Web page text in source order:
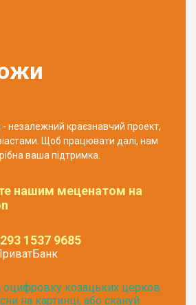
- незалежний краєзнавчий проект,
Щоб працювати далі, нам
ваша підтримка.
нашим меценатом на
1537 9685
оцифровку козацьких церков
на картинці, або скануй